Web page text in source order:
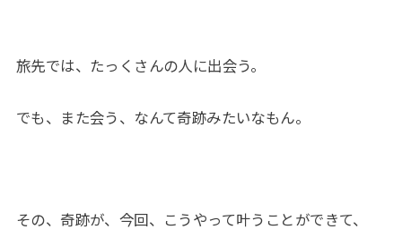
旅先では、たっくさんの人に出会う。
でも、また会う、なんて奇跡みたいなもん。
その、奇跡が、今回、こうやって叶うことができて、